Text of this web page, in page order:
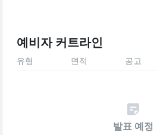
예비자 커트라인
유형 면적 공고
발표 예정